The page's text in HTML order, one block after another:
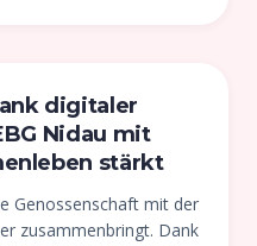
digitaler
Nidau mit
stärkt
Genossenschaft mit der
zusammenbringt. Dank